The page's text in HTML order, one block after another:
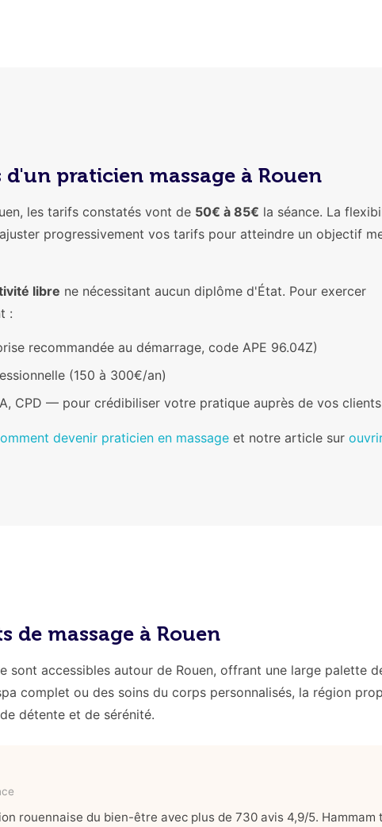
d'un praticien massage à Rouen
les tarifs constatés vont de 50€ à 85€ la séance. La
progressivement vos tarifs pour atteindre un objectif
libre ne nécessitant aucun diplôme d'État. Pour exercer
:
recommandée au démarrage, code APE 96.04Z)
(150 à 300€/an)
CPD — pour crédibiliser votre pratique auprès de vos clients
devenir praticien en massage et notre article sur
de massage à Rouen
sont accessibles autour de Rouen, offrant une large palette
complet ou des soins du corps personnalisés, la région
détente et de sérénité.
rouennaise du bien-être avec plus de 730 avis 4,9/5.